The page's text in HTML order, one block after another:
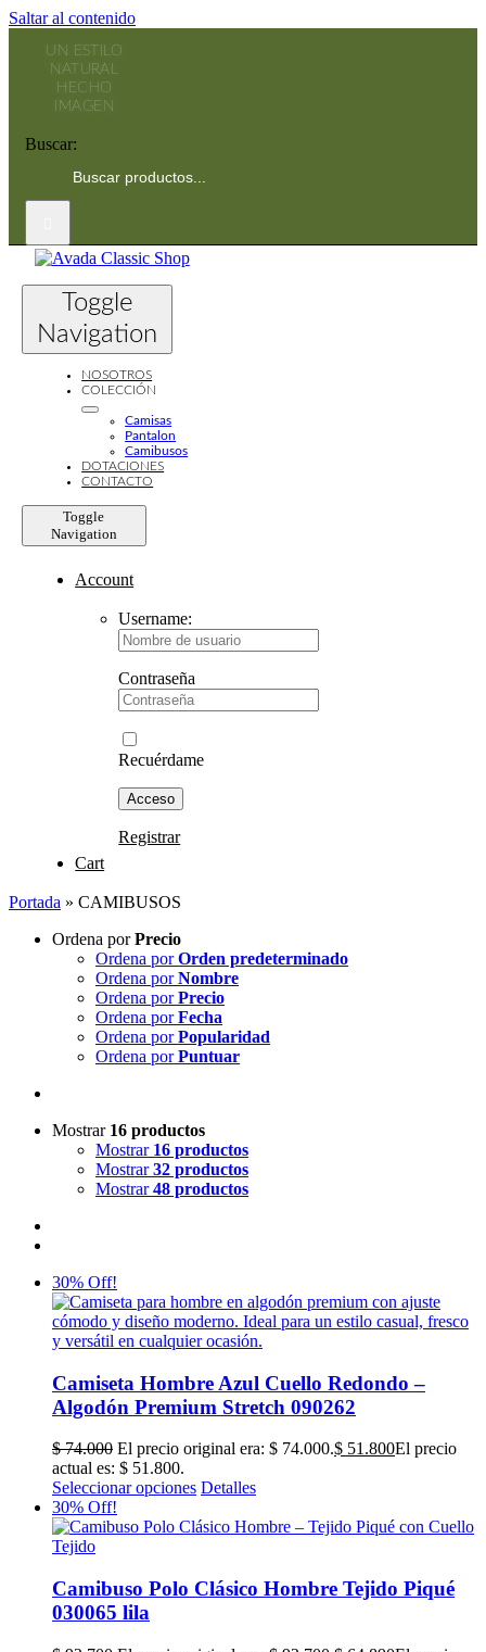
Saltar al contenido
Buscar:
Toggle
Navigation
NOSOTROS
COLECCIÓN
Camisas
Pantalon
Camibusos
DOTACIONES
CONTACTO
Toggle
Account
Username:
Contraseña
Registrar
Portada»CAMIBUSOS
Ordena porPrecio
Ordena porNombre
Ordena porPrecio
Ordena porFecha
Ordena porPopularidad
Ordena porPuntuar
Mostrar32 productos
Mostrar 48 productos
Camiseta Hombre Azul Cuello Redondo –
Algodón Premium Stretch 090262
$74.000 El precio original era: $ 74.000.$51.800
Seleccionar opciones Detalles
30% Off!
Camibuso Polo Clásico Hombre Tejido Piqué
030065 lila
$92.700 El precio original era: $ 92.700.